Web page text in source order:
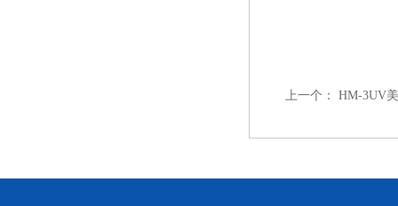
上一个： HM-3UV